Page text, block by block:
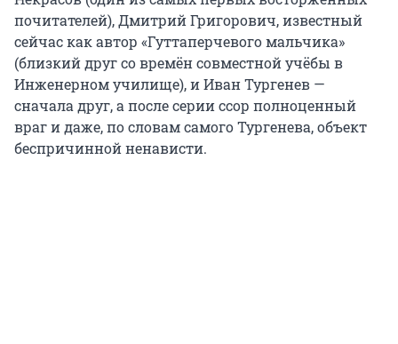
почитателей), Дмитрий Григорович, известный
сейчас как автор «Гуттаперчевого мальчика»
(близкий друг со времён совместной учёбы в
Инженерном училище), и Иван Тургенев —
сначала друг, а после серии ссор полноценный
враг и даже, по словам самого Тургенева, объект
беспричинной ненависти.